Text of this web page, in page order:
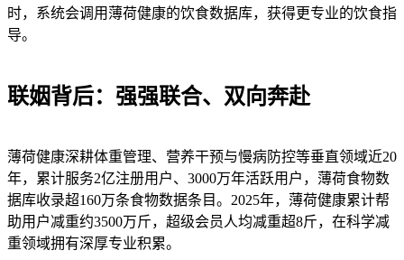
时，系统会调用薄荷健康的饮食数据库，获得更专业的饮食指
导。
联姻背后：强强联合、双向奔赴
薄荷健康深耕体重管理、营养干预与慢病防控等垂直领域近20
年，累计服务2亿注册用户、3000万年活跃用户，薄荷食物数
据库收录超160万条食物数据条目。2025年，薄荷健康累计帮
助用户减重约3500万斤，超级会员人均减重超8斤，在科学减
重领域拥有深厚专业积累。